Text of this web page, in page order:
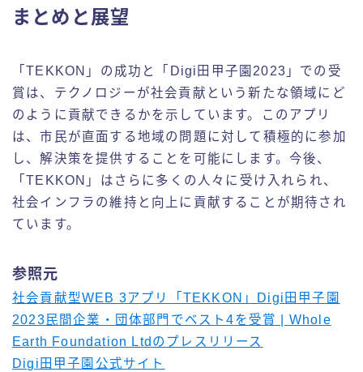
まとめと展望
「TEKKON」の成功と「Digi田甲子園2023」での受
賞は、テクノロジーが社会貢献という新たな領域にど
のように貢献できるかを示しています。このアプリ
は、市民が直面する地域の問題に対して積極的に参加
し、解決策を提供することを可能にします。今後、
「TEKKON」はさらに多くの人々に受け入れられ、
社会インフラの維持と向上に貢献することが期待され
ています。
参照元
社会貢献型WEB 3アプリ「TEKKON」Digi田甲子園
2023民間企業・団体部門でベスト4を受賞 | Whole
Earth Foundation Ltdのプレスリリース
Digi田甲子園公式サイト